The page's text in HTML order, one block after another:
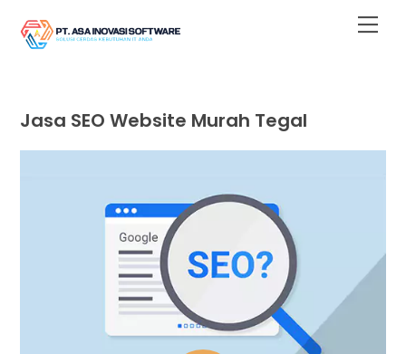
content
Jasa SEO Website Murah Tegal